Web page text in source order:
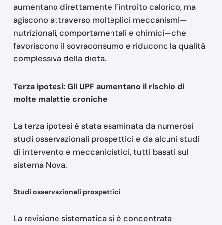
aumentano direttamente l’introito calorico, ma
agiscono attraverso molteplici meccanismi—
nutrizionali, comportamentali e chimici—che
favoriscono il sovraconsumo e riducono la qualità
complessiva della dieta.
Terza ipotesi:Gli UPF aumentano il rischio di
molte malattie croniche
La terza ipotesi è stata esaminata da numerosi
studi osservazionali prospettici e da alcuni studi
di intervento e meccanicistici, tutti basati sul
sistema Nova.
Studi osservazionali prospettici
La revisione sistematica si è concentrata